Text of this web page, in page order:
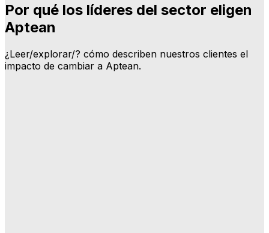
Por qué los líderes del sector eligen
Aptean
¿Leer/explorar/? cómo describen nuestros clientes el
impacto de cambiar a Aptean.